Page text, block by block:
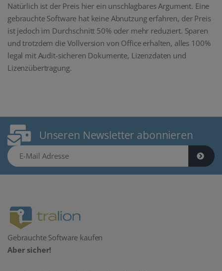
Natürlich ist der Preis hier ein unschlagbares Argument. Eine
gebrauchte Software hat keine Abnutzung erfahren, der Preis
ist jedoch im Durchschnitt 50% oder mehr reduziert. Sparen
und trotzdem die Vollversion von Office erhalten, alles 100%
legal mit Audit-sicheren Dokumente, Lizenzdaten und
Lizenzübertragung.
Unseren Newsletter abonnieren
E-Mail Adresse
Gebrauchte Software kaufen
Aber sicher!